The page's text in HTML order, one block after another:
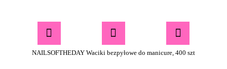
NAILSOFTHEDAY Waciki bezpyłowe do manicure, 400 szt